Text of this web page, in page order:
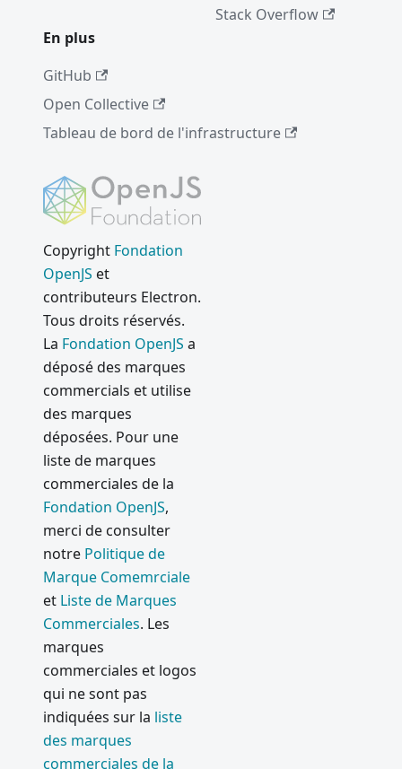
Stack Overflow
En plus
GitHub
Open Collective
Tableau de bord de l'infrastructure
Copyright Fondation
OpenJS et
contributeurs Electron.
Tous droits réservés.
La Fondation OpenJS a
déposé des marques
commercials et utilise
des marques
déposées. Pour une
liste de marques
commerciales de la
Fondation OpenJS,
merci de consulter
notre Politique de
Marque Comemrciale
et Liste de Marques
Commerciales. Les
marques
commerciales et logos
qui ne sont pas
indiquées sur la liste
des marques
commerciales de la